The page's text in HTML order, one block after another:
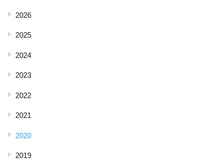
2026
2025
2024
2023
2022
2021
2020
2019